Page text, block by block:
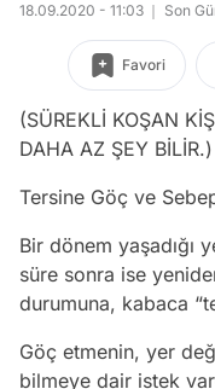
18.09.2020 - 11:03 Son
Favori
(SÜREKLİ KOŞAN
DAHA AZ ŞEY BİLİR.)
Tersine Göç ve
Bir dönem yaşadığı
süre sonra ise
durumuna, kabaca
Göç etmenin, yer
bilmeye dair istek